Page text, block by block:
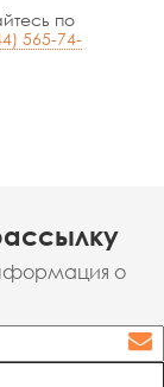
по
565-74-
о